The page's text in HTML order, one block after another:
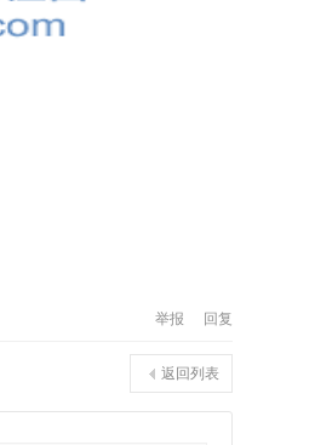
回复
举报
返回列表